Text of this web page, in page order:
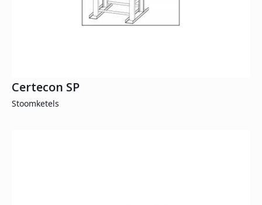
Certecon SP
Stoomketels